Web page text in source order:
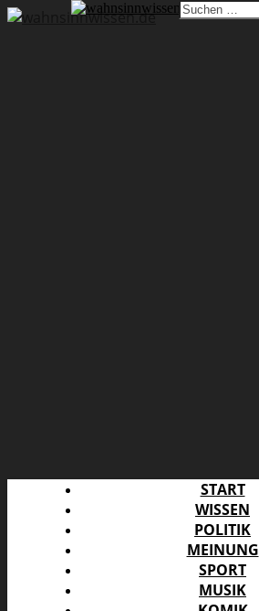
START
WISSEN
POLITIK
MEINUNG
SPORT
MUSIK